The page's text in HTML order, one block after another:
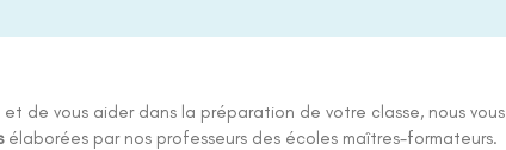
de vous aider dans la préparation de votre classe, nous vous
élaborées par nos professeurs des écoles maîtres-formateurs.